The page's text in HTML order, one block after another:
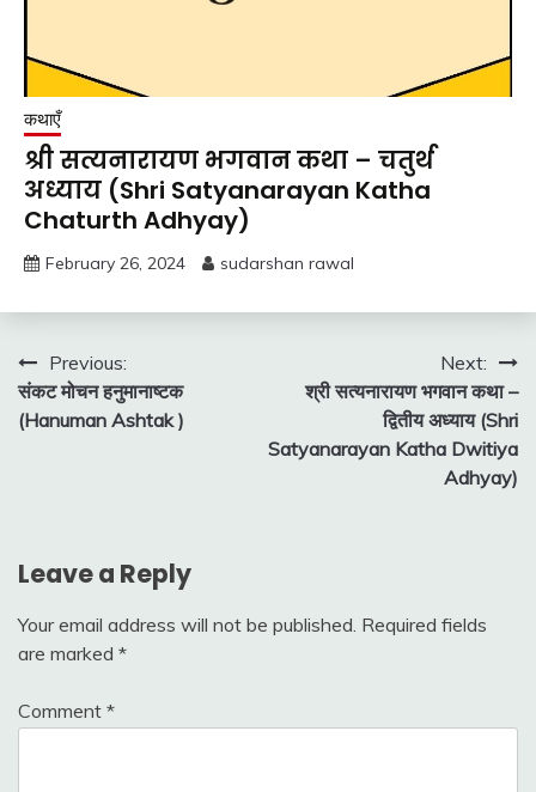
कथाएँ
श्री सत्यनारायण भगवान कथा – चतुर्थ
अध्याय (Shri Satyanarayan Katha
Chaturth Adhyay)
February 26, 2024 sudarshan rawal
Post
navigation
Previous:
संकट मोचन हनुमानाष्टक
(Hanuman Ashtak )
Next:
श्री सत्यनारायण भगवान कथा –
द्वितीय अध्याय (Shri
Satyanarayan Katha Dwitiya
Adhyay)
Leave a Reply
Your email address will not be published. Required fields
are marked *
Comment *